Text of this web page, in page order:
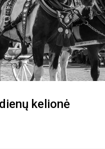
kelionė